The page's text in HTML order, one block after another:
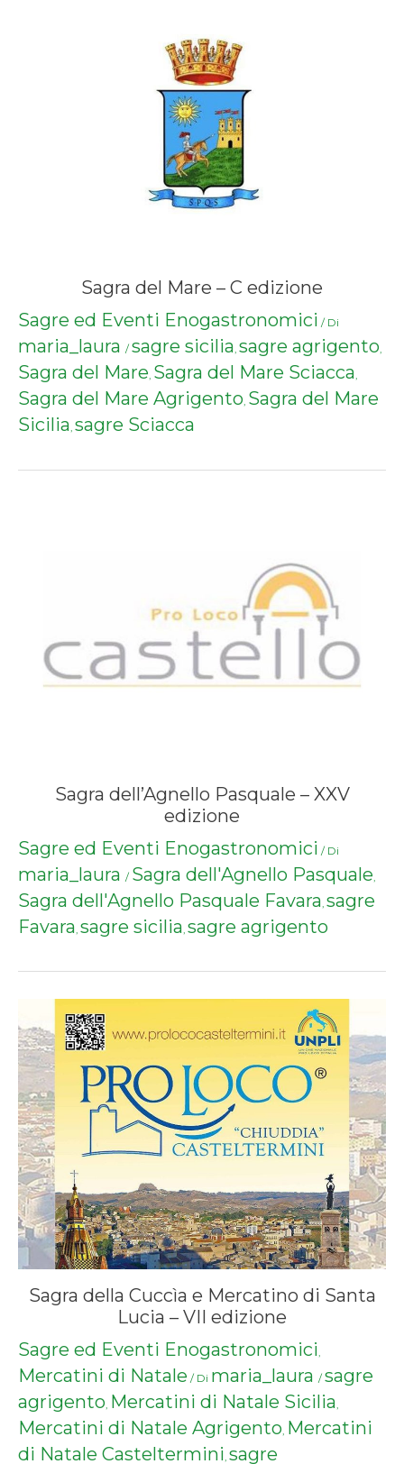
Sagra del Mare – C edizione
Sagre ed Eventi Enogastronomici / Di
maria_laura / sagre sicilia, sagre agrigento,
Sagra del Mare, Sagra del Mare Sciacca,
Sagra del Mare Agrigento, Sagra del Mare
Sicilia, sagre Sciacca
Sagra dell’Agnello Pasquale – XXV
edizione
Sagre ed Eventi Enogastronomici / Di
maria_laura / Sagra dell'Agnello Pasquale
Sagra dell'Agnello Pasquale Favara sagre
Favara sagre sicilia sagre agrigento
Sagra della Cuccìa e Mercatino di Santa
Lucia – VII edizione
Sagre ed Eventi Enogastronomici,
Mercatini di Natale / Di maria_laura / sagre
agrigento, Mercatini di Natale Sicilia,
Mercatini di Natale Agrigento, Mercatini
di Natale Casteltermini, sagre